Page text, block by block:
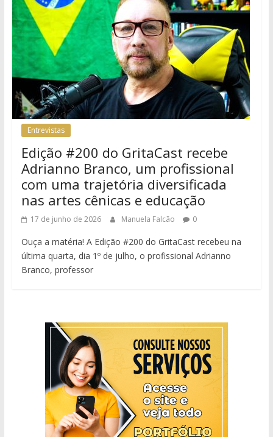
Entrevistas
Edição #200 do GritaCast recebe
Adrianno Branco, um profissional
com uma trajetória diversificada
nas artes cênicas e educação
17 de junho de 2026 Manuela Falcão 0
Ouça a matéria! A Edição #200 do GritaCast recebeu na
última quarta, dia 1º de julho, o profissional Adrianno
Branco, professor